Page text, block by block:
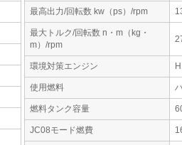
最高出力/回転数 kw（ps）/rpm
最大トルク/回転数 n・m（kg・
m）/rpm
環境対策エンジン
使用燃料
燃料タンク容量
JC08モード燃費